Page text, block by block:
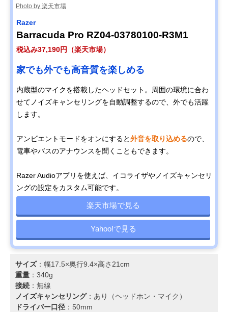
Photo by 楽天市場
Razer
Barracuda Pro RZ04-03780100-R3M1
税込み37,190円（楽天市場）
家でも外でも高音質を楽しめる
内蔵型のマイクを搭載したヘッドセット。周囲の環境に合わ
せてノイズキャンセリングを自動調整するので、外でも活躍
します。
アンビエントモードをオンにすると外音を取り込めるので、
電車やバスのアナウンスを聞くこともできます。
Razer Audioアプリを使えば、イコライザやノイズキャンセリ
ングの設定をカスタム可能です。
楽天市場で見る
Yahoo!で見る
サイズ：幅‎17.5×奥行9.4×高さ21cm
重量 ：340g
接続 ：無線
ノイズキャンセリング：あり（ヘッドホン・マイク）
ドライバー口径 ：50mm